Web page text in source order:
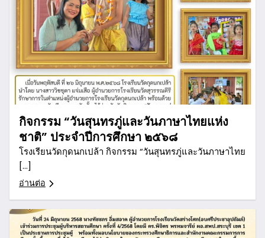
กิจกรรม “วันสุนทรภู่และวันภาษาไทยแห่ง
ชาติ” ประจำปีการศึกษา ๒๕๖๘
โรงเรียนวัดกุดนกเปล้า กิจกรรม “วันสุนทรภู่และวันภาษาไทย
[…]
อ่านต่อ